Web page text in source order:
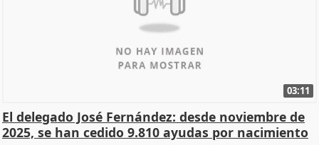
03:11
El delegado José Fernández: desde noviembre de
2025, se han cedido 9.810 ayudas por nacimiento